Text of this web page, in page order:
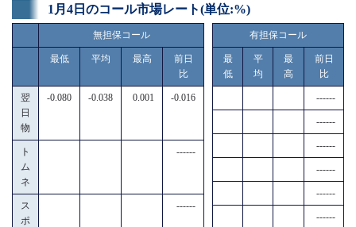
1月4日のコール市場レート(単位:%)
無担保コール
最低 平均 最高
前日
比
翌
日
物
-0.080 -0.038 0.001 -0.016
ト
ム
ネ
------
ス
ポ
------
有担保コール
最
低
平
均
最
高
前日
比
------
------
------
------
------
------